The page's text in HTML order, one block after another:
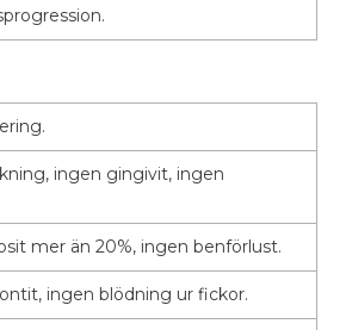
ingen gingivit, ingen
mer än 20%, ingen benförlust.
ingen blödning ur fickor.